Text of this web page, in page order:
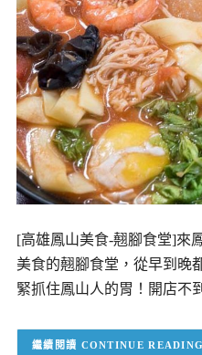
[高雄鳳山美食-翹腳食堂]來
美食的翹腳食堂，從早到晚
緊抓住鳳山人的胃！開店不
CONTINUE READING